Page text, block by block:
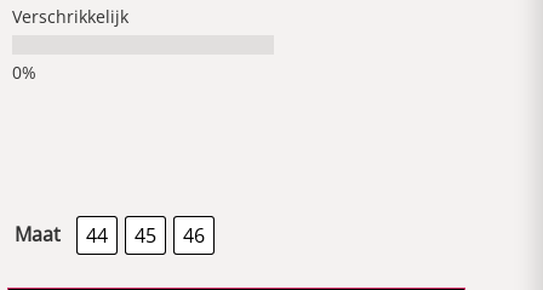
Verschrikkelijk
Maat 44 45 46